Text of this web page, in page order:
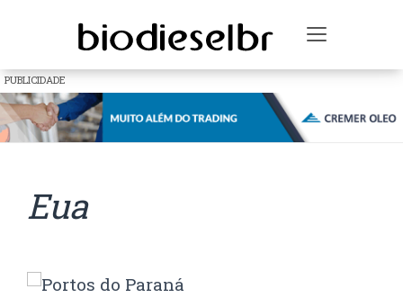
Toggle
PUBLICIDADE
Eua